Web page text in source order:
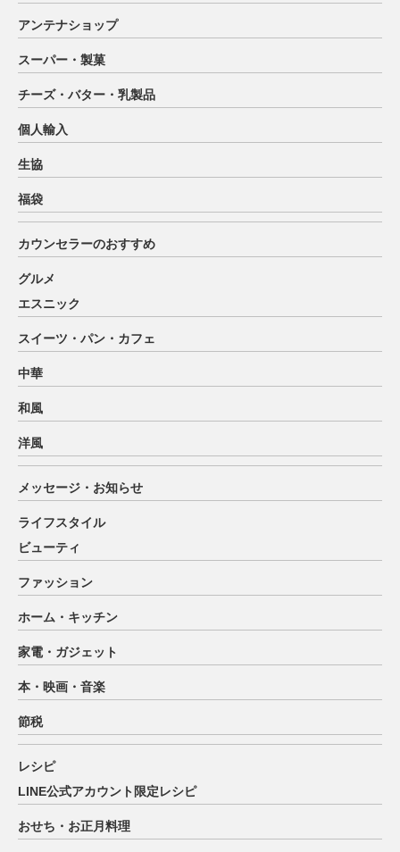
アンテナショップ
スーパー・製菓
チーズ・バター・乳製品
個人輸入
生協
福袋
カウンセラーのおすすめ
グルメ
エスニック
スイーツ・パン・カフェ
中華
和風
洋風
メッセージ・お知らせ
ライフスタイル
ビューティ
ファッション
ホーム・キッチン
家電・ガジェット
本・映画・音楽
節税
レシピ
LINE公式アカウント限定レシピ
おせち・お正月料理